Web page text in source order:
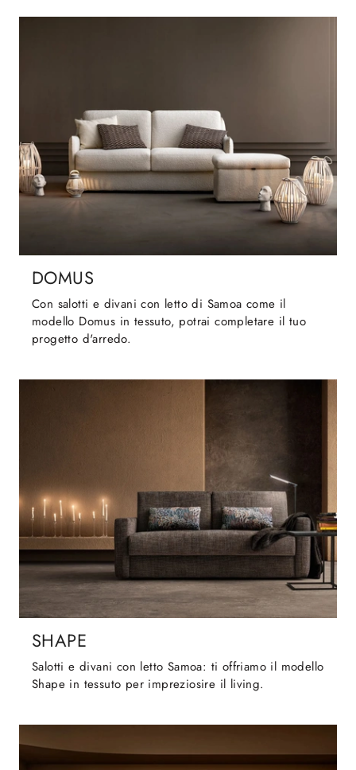
DOMUS
Con salotti e divani con letto di Samoa come il
modello Domus in tessuto, potrai completare il tuo
progetto d'arredo.
SHAPE
Salotti e divani con letto Samoa: ti offriamo il modello
Shape in tessuto per impreziosire il living.